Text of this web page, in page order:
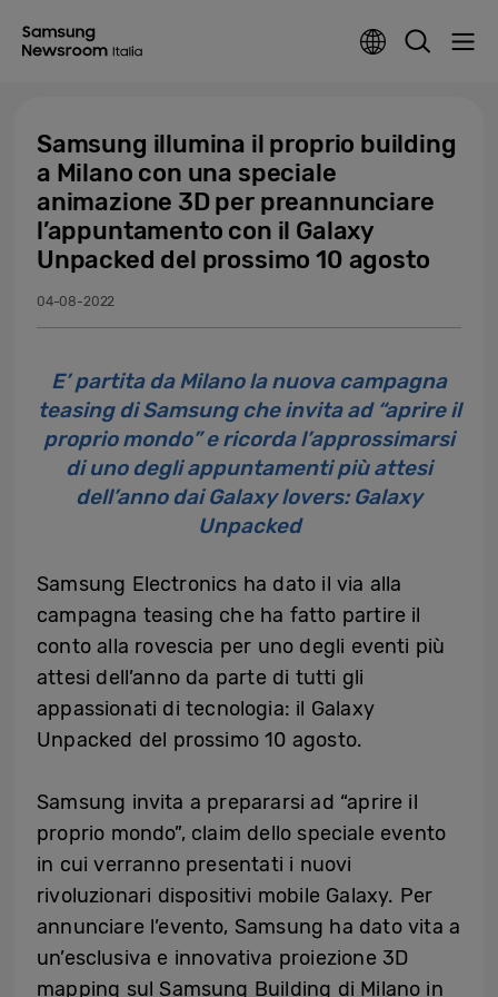
Samsung illumina il proprio building
a Milano con una speciale
animazione 3D per preannunciare
l’appuntamento con il Galaxy
Unpacked del prossimo 10 agosto
04-08-2022
E’ partita da Milano la nuova campagna
teasing di Samsung che invita ad “aprire il
proprio mondo” e ricorda l’approssimarsi
di uno degli appuntamenti più attesi
dell’anno dai Galaxy lovers: Galaxy
Unpacked
Samsung Electronics ha dato il via alla
campagna teasing che ha fatto partire il
conto alla rovescia per uno degli eventi più
attesi dell’anno da parte di tutti gli
appassionati di tecnologia: il Galaxy
Unpacked del prossimo 10 agosto.
Samsung invita a prepararsi ad “aprire il
proprio mondo”, claim dello speciale evento
in cui verranno presentati i nuovi
rivoluzionari dispositivi mobile Galaxy. Per
annunciare l’evento, Samsung ha dato vita a
un’esclusiva e innovativa proiezione 3D
mapping sul Samsung Building di Milano in